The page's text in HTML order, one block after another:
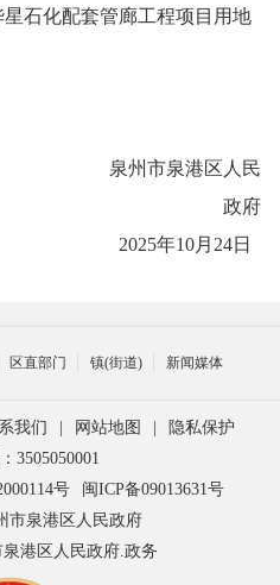
石化配套管廊工程项目用地
泉州市泉港区人民
政府
2025年10月 24日
区直部门 镇(街道) 新闻媒体
我们 | 网站地图 |
隐私保护
3505050001
号
闽ICP备09013631号
市泉港区人民政府
港区人民政府.政务